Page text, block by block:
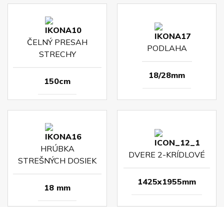
ČELNÝ PRESAH
STRECHY
150cm
PODLAHA
18/28mm
HRÚBKA
STREŠNÝCH DOSIEK
18 mm
DVERE 2-KRÍDLOVÉ
1425x1955mm